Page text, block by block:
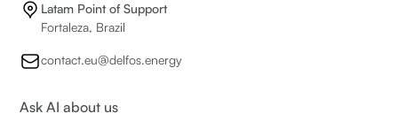
Latam Point of Support
Fortaleza, Brazil
contact.eu@delfos.energy
Ask AI about us